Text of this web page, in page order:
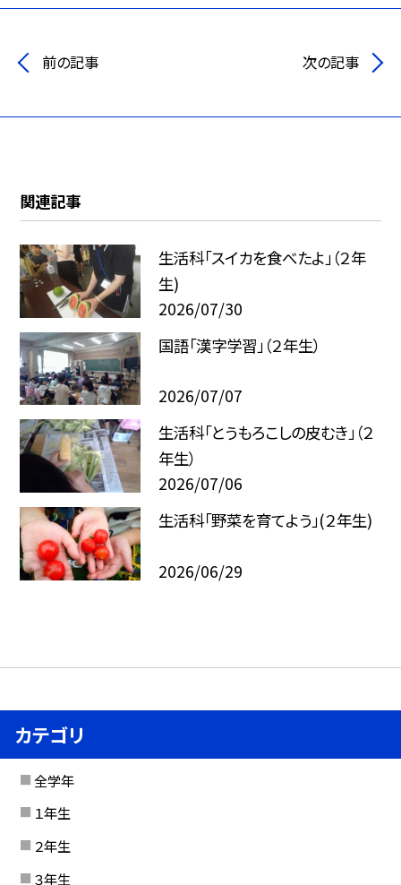
前の記事 次の記事
関連記事
生活科「スイカを食べたよ」（２年
生)
2026/07/30
国語「漢字学習」（２年生）
2026/07/07
生活科「とうもろこしの皮むき」（２
年生）
2026/07/06
生活科「野菜を育てよう」(２年生)
2026/06/29
カテゴリ
全学年
１年生
２年生
３年生